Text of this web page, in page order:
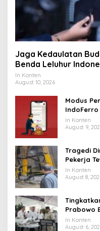
Jaga Kedaulatan
Benda Leluhur
In Konten
August 10, 2026
Modus
In Konten
August 9,
Tragedi
Pekerja
Tebu
In Konten
August 8,
Prabowo
hingga
In Konten
August 6,